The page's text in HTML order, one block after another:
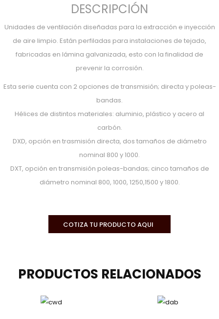
DESCRIPCIÓN
Unidades de ventilación diseñadas para la extracción e inyección
de aire limpio. Están perfiladas para instalaciones de tejado,
fabricadas en lámina galvanizada, esto con la finalidad de
prevenir la corrosión.
Esta serie cuenta con 2 opciones de transmisión; directa y poleas-
bandas.
Hélices de distintos materiales: aluminio, plástico y acero al
carbón.
DXD, opción en trasmisión directa, dos tamaños de diámetro
nominal 800 y 1000.
DXT, opción en transmisión poleas-bandas; cinco tamaños de
diámetro nominal 800, 1000, 1250,1500 y 1800.
COTIZA TU PRODUCTO AQUI
PRODUCTOS RELACIONADOS